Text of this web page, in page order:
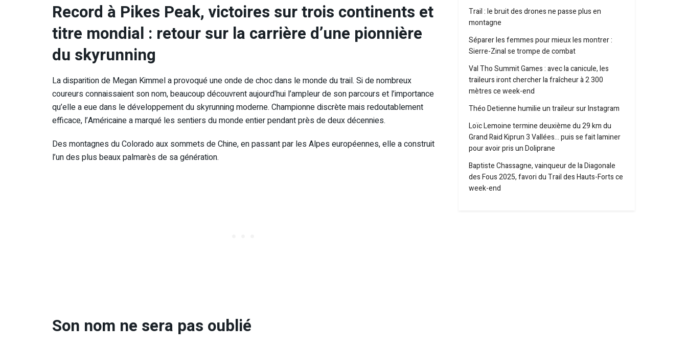
Record à Pikes Peak, victoires sur trois continents et
titre mondial : retour sur la carrière d’une pionnière
du skyrunning
La disparition de Megan Kimmel a provoqué une onde de choc dans le monde du trail. Si de nombreux
coureurs connaissaient son nom, beaucoup découvrent aujourd’hui l’ampleur de son parcours et l’importance
qu’elle a eue dans le développement du skyrunning moderne. Championne discrète mais redoutablement
efficace, l’Américaine a marqué les sentiers du monde entier pendant près de deux décennies.
Des montagnes du Colorado aux sommets de Chine, en passant par les Alpes européennes, elle a construit
l’un des plus beaux palmarès de sa génération.
Son nom ne sera pas oublié
Trail : le bruit des drones ne passe plus en
montagne
Séparer les femmes pour mieux les montrer :
Sierre-Zinal se trompe de combat
Val Tho Summit Games : avec la canicule, les
traileurs iront chercher la fraîcheur à 2 300
mètres ce week-end
Théo Detienne humilie un traileur sur Instagram
Loïc Lemoine termine deuxième du 29 km du
Grand Raid Kiprun 3 Vallées… puis se fait laminer
pour avoir pris un Doliprane
Baptiste Chassagne, vainqueur de la Diagonale
des Fous 2025, favori du Trail des Hauts-Forts ce
week-end